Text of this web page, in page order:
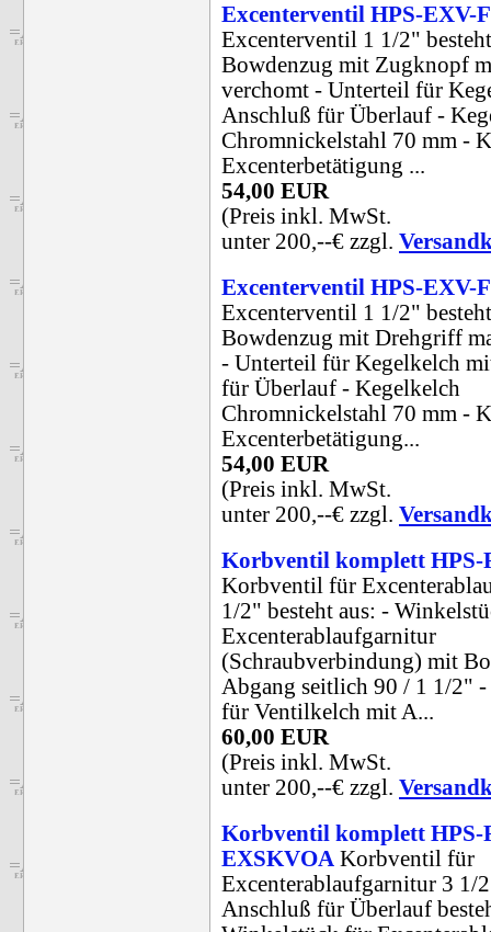
Excenterventil HPS-EXV-
Excenterventil 1 1/2"
Bowdenzug mit Zugknopf
verchomt - Unterteil für
Anschluß für Überlauf -
Chromnickelstahl 70 mm -
Excenterbetätigung ...
54,00 EUR
(Preis inkl. MwSt.
unter 200,--€ zzgl.
Excenterventil HPS-EXV-
Excenterventil 1 1/2"
Bowdenzug mit Drehgriff
- Unterteil für Kegelkelch
für Überlauf - Kegelkelch
Chromnickelstahl 70 mm -
Excenterbetätigung...
54,00 EUR
(Preis inkl. MwSt.
unter 200,--€ zzgl.
Korbventil komplett HPS-
Korbventil für
1/2" besteht aus: -
Excenterablaufgarnitur
(Schraubverbindung) mit
Abgang seitlich 90 / 1 1/2"
für Ventilkelch mit A...
60,00 EUR
(Preis inkl. MwSt.
unter 200,--€ zzgl.
Korbventil komplett HPS-
EXSKVOA Korbventil für
Excenterablaufgarnitur 3 1/
Anschluß für Überlauf